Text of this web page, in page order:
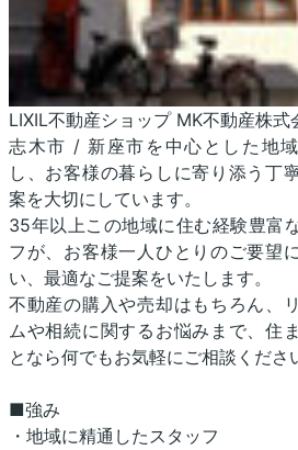
LIXIL不動産ショップ MK不動産株式
志木市 / 新座市を中心とした地
し、お客様の暮らしに寄り添う丁
案を大切にしています。
35年以上この地域に住む経験豊富
フが、お客様一人ひとりのご要望
い、最適なご提案をいたします。
不動産の購入や売却はもちろん、
ムや相続に関するお悩みまで、住
となら何でもお気軽にご相談くださ
■強み
・地域に精通したスタッフ